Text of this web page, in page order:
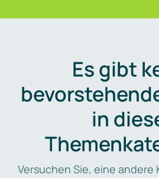
Es gibt
in
Versuchen Sie, eine andere